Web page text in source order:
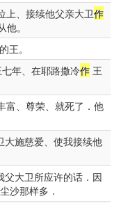
上、接续他父亲大卫作
。
王。
年、在耶路撒冷作 王
富、尊荣、就死了．他
施慈爱、使我接续他
大卫所应许的话．因
沙那样多．